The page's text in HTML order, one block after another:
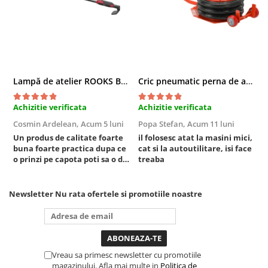
Surubelnite Si Biti
Truse de biti
Vulcanizare
Masini de dejantat roti
Masini de echilibrat roti
Scule Vulcanizare
Truse de scule si accesorii
Lampă de atelier ROOKS B2 HYBRID pentru capotă, 2000 lumeni, 5000 mAh
Achizitie verificata
Cosmin Ardelean, Acum 5 luni
Un produs de calitate foarte
buna foarte practica dupa ce
o prinzi pe capota poti sa o dai
puternica si de la baterie care
tine destul de mult dar daca o
bagi la priza nu mai ai treaba
toata ziua ,ce...
Cric pneumatic perna de aer cu inaltator 6T
Achizitie verificata
Popa Stefan, Acum 11 luni
il folosesc atat la masini mici,
cat si la autoutilitare, isi face
treaba
Newsletter Nu rata ofertele si promotiile noastre
Vreau sa primesc newsletter cu promotiile
magazinului. Afla mai multe in Politica de